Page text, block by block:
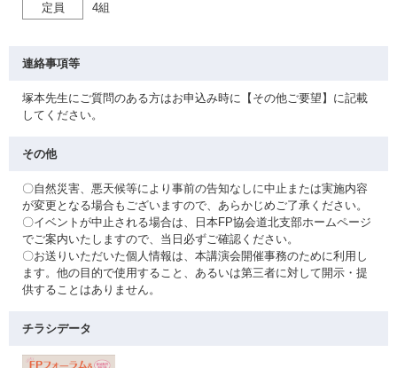
定員 4組
連絡事項等
塚本先生にご質問のある方はお申込み時に【その他ご要望】に記載
してください。
その他
〇自然災害、悪天候等により事前の告知なしに中止または実施内容
が変更となる場合もございますので、あらかじめご了承ください。
〇イベントが中止される場合は、日本FP協会道北支部ホームページ
でご案内いたしますので、当日必ずご確認ください。
〇お送りいただいた個人情報は、本講演会開催事務のために利用し
ます。他の目的で使用すること、あるいは第三者に対して開示・提
供することはありません。
チラシデータ